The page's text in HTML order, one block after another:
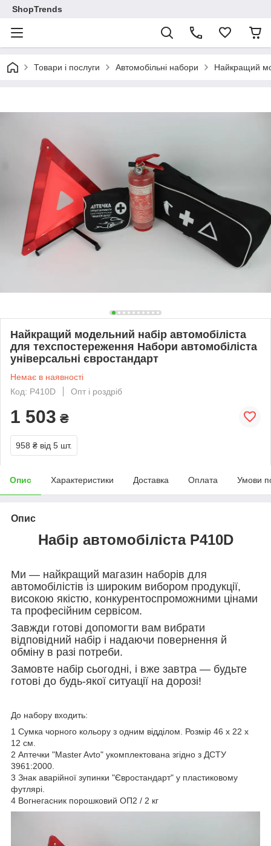
ShopTrends
Товари і послуги Автомобільні набори Найкращий
Найкращий модельний набір автомобіліста
для техспостереження Набори автомобіліста
універсальні євростандарт
Немає в наявності
Код: Р410D
Опт і роздріб
1 503 ₴
958 ₴ від 5 шт.
Опис Характеристики Доставка Оплата Умови
Опис
Набір автомобіліста Р410D
Ми — найкращий магазин наборів для
автомобілістів із широким вибором продукції,
високою якістю, конкурентоспроможними цінами
та професійним сервісом.
Завжди готові допомогти вам вибрати
відповідний набір і надаючи повернення й
обміну в разі потреби.
Замовте набір сьогодні, і вже завтра — будьте
готові до будь-якої ситуації на дорозі!
До набору входить:
1 Сумка чорного кольору з одним відділом. Розмір 46 х 22 х
12 см.
2 Аптечки "Master Avto" укомплектована згідно з ДСТУ
3961:2000.
3 Знак аварійної зупинки "Євростандарт" у пластиковому
футлярі.
4 Вогнегасник порошковий ОП2 / 2 кг